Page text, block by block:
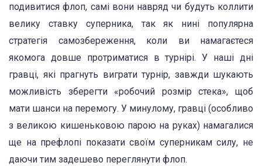
подивитися флоп, самі вони навряд чи будуть коллити
велику ставку суперника, так як нині популярна
стратегія самозбереження, коли ви намагаєтеся
якомога довше протриматися в турнірі. У наші дні
гравці, які прагнуть виграти турнір, завжди шукають
можливість зберегти «робочий розмір стека», щоб
мати шанси на перемогу. У минулому, гравці (особливо
з великою кишеньковою парою на руках) намагалися
ще на префлопі показати своїм суперникам силу, не
даючи тим задешево переглянути флоп.